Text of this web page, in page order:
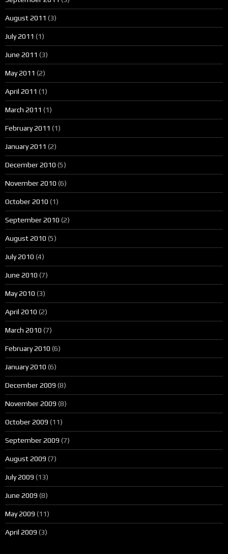
August 2011 (3)
July 2011 (1)
June 2011 (3)
May 2011 (2)
April 2011 (1)
March 2011 (1)
February 2011 (1)
January 2011 (2)
December 2010 (5)
November 2010 (6)
October 2010 (1)
September 2010 (2)
August 2010 (5)
July 2010 (4)
June 2010 (7)
May 2010 (3)
April 2010 (2)
March 2010 (7)
February 2010 (6)
January 2010 (6)
December 2009 (8)
November 2009 (8)
October 2009 (11)
September 2009 (7)
August 2009 (7)
July 2009 (13)
June 2009 (8)
May 2009 (11)
April 2009 (3)